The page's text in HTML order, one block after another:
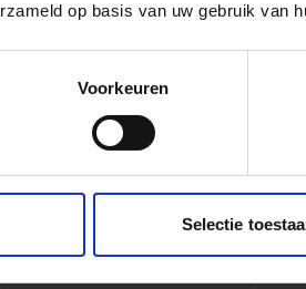
op basis van uw gebruik van
Voorkeuren
Selectie
de komende maanden een
van de deelnemende
samenwerkende
gezamenlijk als één team de
openheid, vertrouwen, wederzijds
van het